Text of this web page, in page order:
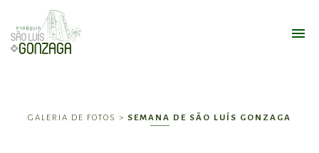
GALERIA DE FOTOS > SEMANA DE SÃO LUÍS GONZAGA